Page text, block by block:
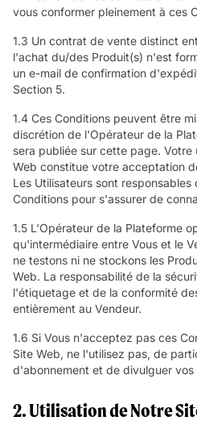
vous conformer pleinement à ces
1.3 Un contrat de vente distinct
l'achat du/des Produit(s) n'est
un e-mail de confirmation
Section 5.
1.4 Ces Conditions peuvent être
discrétion de l'Opérateur de la
sera publiée sur cette page.
Web constitue votre acceptation
Les Utilisateurs sont
Conditions pour s'assurer de
1.5 L'Opérateur de la Plateforme
qu'intermédiaire entre Vous et le
ne testons ni ne stockons les
Web. La responsabilité de la
l'étiquetage et de la conformité
entièrement au Vendeur.
1.6 Si Vous n'acceptez pas ces
Site Web, ne l'utilisez pas, de
d'abonnement et de divulguer vos
2. Utilisation de Notre